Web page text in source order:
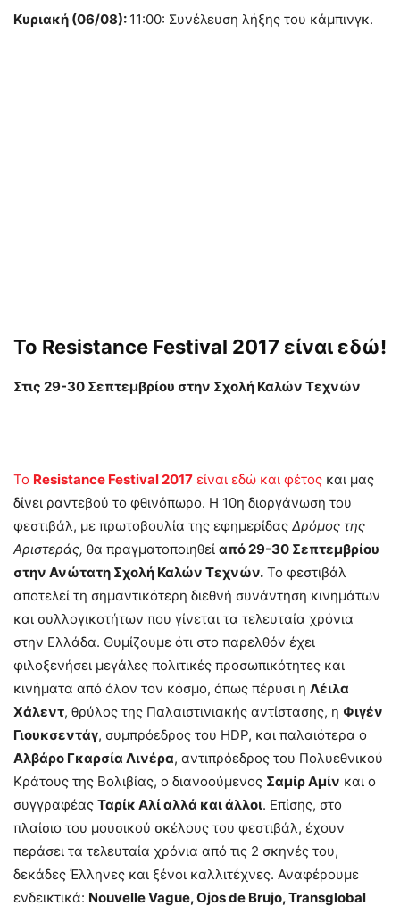
Κυριακή (06/08): 11:00: Συνέλευση λήξης του κάμπινγκ.
Το Resistance Festival 2017 είναι εδώ!
Στις 29-30 Σεπτεμβρίου στην Σχολή Καλών Τεχνών
Το Resistance Festival 2017 είναι εδώ και φέτος και μας
δίνει ραντεβού το φθινόπωρο. Η 10η διοργάνωση του
φεστιβάλ, με πρωτοβουλία της εφημερίδας Δρόμος της
Αριστεράς, θα πραγματοποιηθεί από 29-30 Σεπτεμβρίου
στην Ανώτατη Σχολή Καλών Τεχνών. Το φεστιβάλ
αποτελεί τη σημαντικότερη διεθνή συνάντηση κινημάτων
και συλλογικοτήτων που γίνεται τα τελευταία χρόνια
στην Ελλάδα. Θυμίζουμε ότι στο παρελθόν έχει
φιλοξενήσει μεγάλες πολιτικές προσωπικότητες και
κινήματα από όλον τον κόσμο, όπως πέρυσι η Λέιλα
Χάλεντ, θρύλος της Παλαιστινιακής αντίστασης, η Φιγέν
Γιουκσεντάγ, συμπρόεδρος του HDP, και παλαιότερα ο
Αλβάρο Γκαρσία Λινέρα, αντιπρόεδρος του Πολυεθνικού
Κράτους της Βολιβίας, ο διανοούμενος Σαμίρ Αμίν και ο
συγγραφέας Ταρίκ Αλί αλλά και άλλοι. Επίσης, στο
πλαίσιο του μουσικού σκέλους του φεστιβάλ, έχουν
περάσει τα τελευταία χρόνια από τις 2 σκηνές του,
δεκάδες Έλληνες και ξένοι καλλιτέχνες. Αναφέρουμε
ενδεικτικά: Nouvelle Vague, Ojos de Brujo, Transglobal